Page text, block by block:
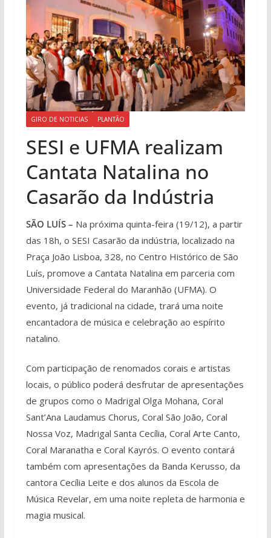
GIRO DE NOTICIAS PLANTÃO
SESI e UFMA realizam
Cantata Natalina no
Casarão da Indústria
SÃO LUÍS – Na próxima quinta-feira (19/12), a partir
das 18h, o SESI Casarão da indústria, localizado na
Praça João Lisboa, 328, no Centro Histórico de São
Luís, promove a Cantata Natalina em parceria com
Universidade Federal do Maranhão (UFMA). O
evento, já tradicional na cidade, trará uma noite
encantadora de música e celebração ao espírito
natalino.
Com participação de renomados corais e artistas
locais, o público poderá desfrutar de apresentações
de grupos como o Madrigal Olga Mohana, Coral
Sant’Ana Laudamus Chorus, Coral São João, Coral
Nossa Voz, Madrigal Santa Cecília, Coral Arte Canto,
Coral Maranatha e Coral Kayrós. O evento contará
também com apresentações da Banda Kerusso, da
cantora Cecília Leite e dos alunos da Escola de
Música Revelar, em uma noite repleta de harmonia e
magia musical.